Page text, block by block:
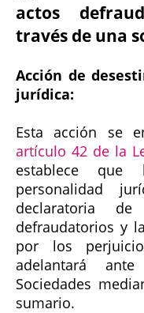
actos
través de una
Acción de
jurídica:
Esta acción se
artículo 42 de la
establece que
personalidad
declaratoria
defraudatorios y
por los
adelantará
Sociedades
sumario.